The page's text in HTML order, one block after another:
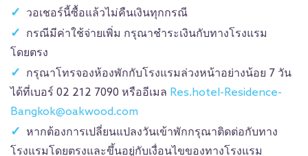
วอเชอร์นี้ซื้อแล้วไม่คืนเงินทุกกรณี
กรณีมีค่าใช้จ่ายเพิ่ม กรุณาชำระเงินกับทางโรงแรม
โดยตรง
กรุณาโทรจองห้องพักกับโรงแรมล่วงหน้าอย่างน้อย 7 วัน
ได้ที่เบอร์ 02 212 7090 หรืออีเมล Res.hotel-Residence-
Bangkok@oakwood.com
หากต้องการเปลี่ยนแปลงวันเข้าพักกรุณาติดต่อกับทาง
โรงแรมโดยตรงและขึ้นอยู่กับเงื่อนไขของทางโรงแรม